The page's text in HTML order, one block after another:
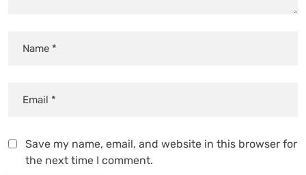
Save my name, email, and website in this browser for
the next time I comment.